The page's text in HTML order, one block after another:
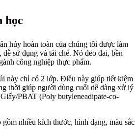
học
hủy hoàn toàn của chúng tôi được làm
sử dụng và tái chế. Nó dẻo dai, bền
công nghiệp thực phẩm.
này chỉ có 2 lớp. Điều này giúp tiết kiệm
thời giúp người dùng cuối dễ dàng xử lý
PBAT (Poly butyleneadipate-co-
nhiều kích thước, hình dạng, màu sắc